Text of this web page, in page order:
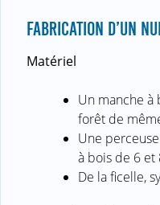
FABRICATION D’UN
Matériel
Un manche à
forêt de
Une
à bois de 6 et
De la ficelle,